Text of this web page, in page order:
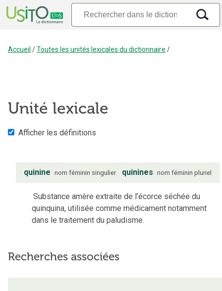
Accueil /Toutes les unités lexicales du dictionnaire /
Unité lexicale
Afficher les définitions
quinine nom féminin singulier quinines nom féminin pluriel
Substance amère extraite de l’écorce séchée du
quinquina, utilisée comme médicament notamment
dans le traitement du paludisme.
Recherches associées